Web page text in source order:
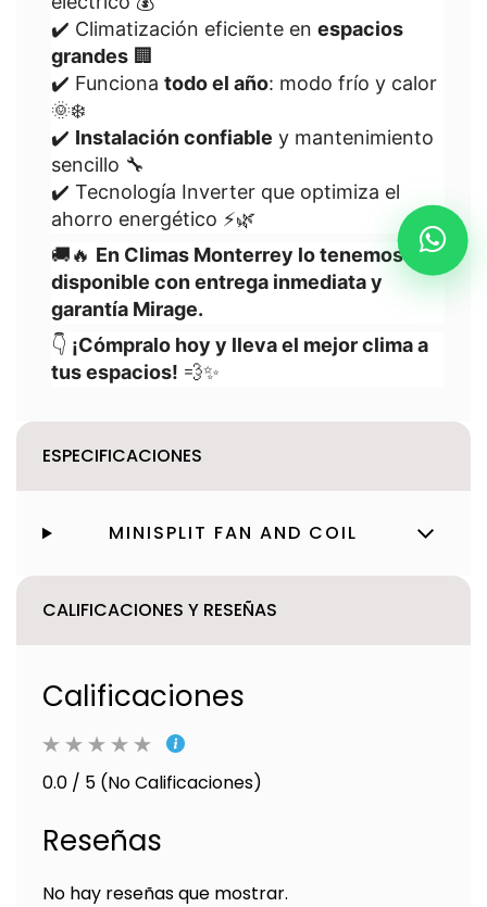
✔️ Climatización eficiente en espacios
grandes 🏢
✔️ Funciona todo el año: modo frío y calor
🌞❄️
✔️ Instalación confiable y mantenimiento
sencillo 🔧
✔️ Tecnología Inverter que optimiza el
ahorro energético ⚡🌿
🚚🔥 En Climas Monterrey lo tenemos
disponible con entrega inmediata y
garantía Mirage.
👇 ¡Cómpralo hoy y lleva el mejor clima a
tus espacios! 💨✨
ESPECIFICACIONES
MINISPLIT FAN AND COIL
CALIFICACIONES Y RESEÑAS
Calificaciones
0.0 / 5 (No Calificaciones)
Reseñas
No hay reseñas que mostrar.